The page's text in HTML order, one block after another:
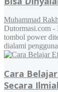
Muhammad
Dutormasi.com -
tombol power
dialami
Cara
Secara